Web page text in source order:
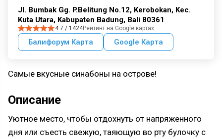
Jl. Bumbak Gg. P.Belitung No.12, Kerobokan, Kec.
Kuta Utara, Kabupaten Badung, Bali 80361
4.7 / 1424Рейтинг на Google картах
Балифорум Карта Google Карта
Самые вкусные синабоны на острове!
Описание
Уютное место, чтобы отдохнуть от напряженного
дня или съесть свежую, таяющую во рту булочку с